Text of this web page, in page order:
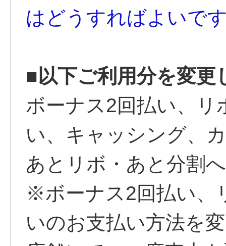
はどうすればよいで
■以下ご利用分を変更
ボーナス2回払い、リ
い、キャッシング、
あとリボ・あと分割
※ボーナス2回払い、
いのお支払い方法を